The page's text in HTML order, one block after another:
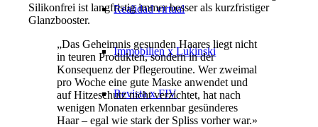
Realidad virtual
Immobilien x Lukinski
Revista x FIV
Silikonfrei ist langfristig immer besser als kurzfristiger
Glanzbooster.
„Das Geheimnis gesunden Haares liegt nicht
in teuren Produkten, sondern in der
Konsequenz der Pflegeroutine. Wer zweimal
pro Woche eine gute Maske anwendet und
auf Hitzeschutz nicht verzichtet, hat nach
wenigen Monaten erkennbar gesünderes
Haar – egal wie stark der Spliss vorher war.»